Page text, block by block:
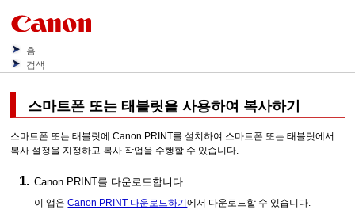
홈
검색
스마트폰 또는 태블릿을 사용하여 복사하기
스마트폰 또는 태블릿에Canon PRINT를 설치하여 스마트폰 또는 태블릿에서
복사 설정을 지정하고 복사 작업을 수행할 수 있습니다.
Canon PRINT를 다운로드합니다.
이 앱은Canon PRINT 다운로드하기에서 다운로드할 수 있습니다.